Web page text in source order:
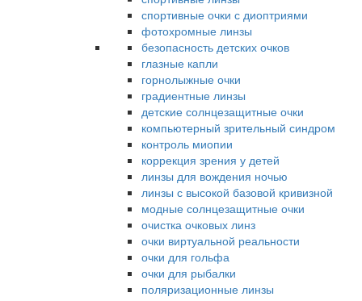
спортивные очки с диоптриями
фотохромные линзы
безопасность детских очков
глазные капли
горнолыжные очки
градиентные линзы
детские солнцезащитные очки
компьютерный зрительный синдром
контроль миопии
коррекция зрения у детей
линзы для вождения ночью
линзы с высокой базовой кривизной
модные солнцезащитные очки
очистка очковых линз
очки виртуальной реальности
очки для гольфа
очки для рыбалки
поляризационные линзы